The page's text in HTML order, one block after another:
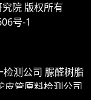
院版权所有
号-1
检测公司 脲醛树脂
皮管原料检测公司